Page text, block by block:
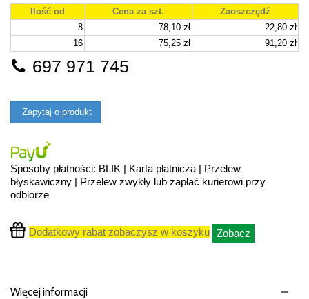
Ilość od Cena za szt.
Zaoszczędź
8
78,10 zł
22,80 zł
16
75,25 zł 91,20 zł
697 971 745
Zapytaj o produkt
Sposoby płatności: BLIK | Karta płatnicza | Przelew
błyskawiczny | Przelew zwykły lub zapłać kurierowi przy
odbiorze
Dodatkowy rabat zobaczysz w koszyku Zobacz
Więcej informacji